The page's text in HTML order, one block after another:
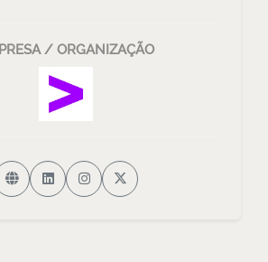
/ ORGANIZAÇÃO